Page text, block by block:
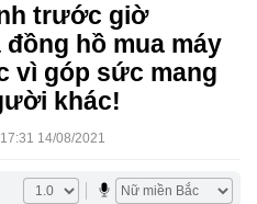
trước giờ
hồ mua máy
vì góp sức mang
khác!
17:31 14/08/2021